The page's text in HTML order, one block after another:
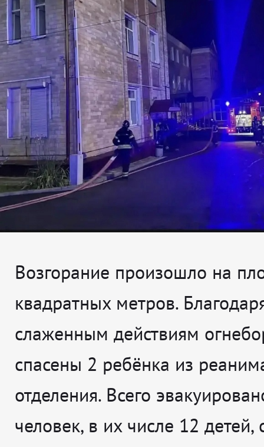
Возгорание произошло на
квадратных метров.
слаженным действиям
спасены 2 ребёнка из
отделения. Всего
человек, в их числе 12 детей,